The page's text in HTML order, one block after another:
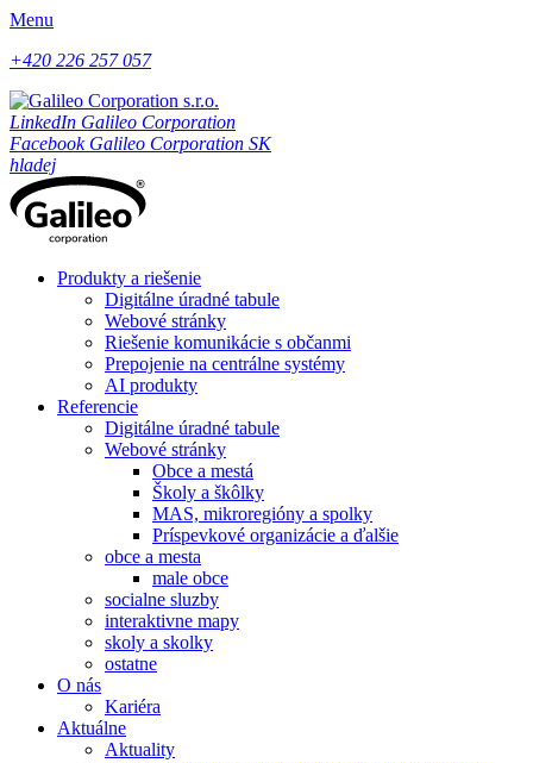
Menu
+420 226 257 057
LinkedIn Galileo Corporation
Facebook Galileo Corporation SK
hladej
Produkty a riešenie
Digitálne úradné tabule
Webové stránky
Riešenie komunikácie s občanmi
Prepojenie na centrálne systémy
AI produkty
Referencie
Digitálne úradné tabule
Webové stránky
Obce a mestá
Školy a škôlky
MAS, mikroregióny a spolky
Príspevkové organizácie a ďalšie
obce a mesta
male obce
socialne sluzby
interaktivne mapy
skoly a skolky
ostatne
O nás
Kariéra
Aktuálne
Aktuality